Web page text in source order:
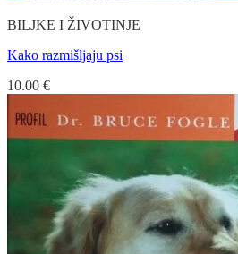
BILJKE I ŽIVOTINJE
Kako razmišljaju psi
10.00 €